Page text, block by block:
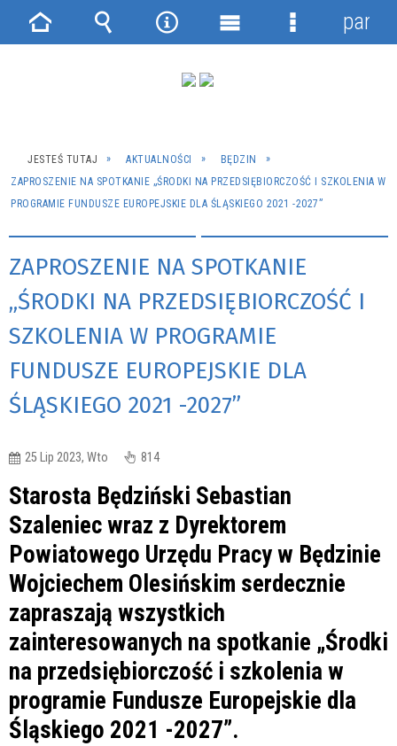
JESTEŚ TUTAJ AKTUALNOŚCI
BĘDZIN
ZAPROSZENIE NA SPOTKANIE „ŚRODKI NA PRZEDSIĘBIORCZOŚĆ I SZKOLENIA W
PROGRAMIE FUNDUSZE EUROPEJSKIE DLA ŚLĄSKIEGO 2021 -2027”
ZAPROSZENIE NA SPOTKANIE
„ŚRODKI NA PRZEDSIĘBIORCZOŚĆ I
SZKOLENIA W PROGRAMIE
FUNDUSZE EUROPEJSKIE DLA
ŚLĄSKIEGO 2021 -2027”
25 Lip 2023, Wto 814
Starosta Będziński Sebastian
Szaleniec wraz z Dyrektorem
Powiatowego Urzędu Pracy w Będzinie
Wojciechem Olesińskim serdecznie
zapraszają wszystkich
zainteresowanych na spotkanie „Środki
na przedsiębiorczość i szkolenia w
programie Fundusze Europejskie dla
Śląskiego 2021 -2027”.
Strona Wyszukiwarka
NarzędziaMenu
Menu
panel